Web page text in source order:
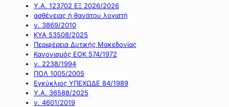
Υ.Α. 123702 ΕΞ 2026/2026
ασθένειας ή θανάτου λογιστή
ν. 3869/2010
ΚΥΑ 53508/2025
Περιφέρεια Δυτικής Μακεδονίας
Κανονισμός ΕΟΚ 574/1972
ν. 2238/1994
ΠΟΛ 1005/2005
Εγκύκλιος ΥΠΕΧΩΔΕ 84/1989
Υ.Α. 36588/2025
ν. 4601/2019